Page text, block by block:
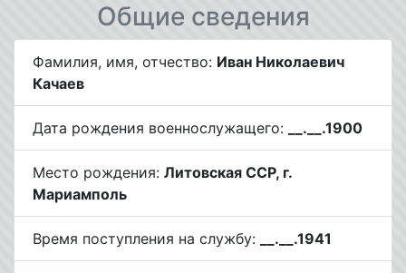
Общие сведения
Фамилия, имя, отчество: Иван Николаевич
Качаев
Дата рождения военнослужащего: __.__.1900
Место рождения: Литовская ССР, г.
Мариамполь
Время поступления на службу: __.__.1941